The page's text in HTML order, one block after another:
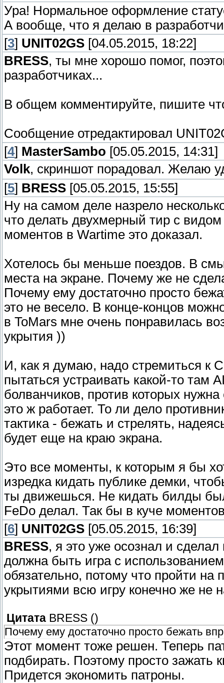
Ура! Нормальное оформление
А вообще, что я делаю в
[3] UNIT02GS [04.05.2015, 18:22]
BRESS, ты мне хорошо помог,
разработчиках...
В общем комментируйте, пишите
Сообщение отредактировал
[4] MasterSambo [05.05.2015, 14:31]
Volk, скриншот порадовал. Желаю
[5] BRESS [05.05.2015, 15:55]
Ну на самом деле назрело
что делать двухмерный тир с
моментов в Wartime это доказал.
Хотелось бы меньше поездов. В
места на экране. Почему же не
Почему ему достаточно просто
это не весело. В конце-концов
в ToMars мне очень понравилась
укрытия ))
И, как я думаю, надо стремиться к
пытаться устраивать какой-то там
болванчиков, против которых
это ж работает. То ли дело
тактика - бежать и стрелять,
будет еще на краю экрана.
Это все моменты, к которым я бы
изредка кидать публике демки,
ты движешься. Не кидать билды
FeDo делал. Так бы в куче
[6] UNIT02GS [05.05.2015, 16:39]
BRESS, я это уже осознал и
должна быть игра с
обязательно, потому что пройти на
укрытиями всю игру конечно же не
Цитата BRESS ()
Почему ему достаточно просто бежать
Этот момент тоже решен. Теперь
подбирать. Поэтому просто зажать
Придется экономить патроны.